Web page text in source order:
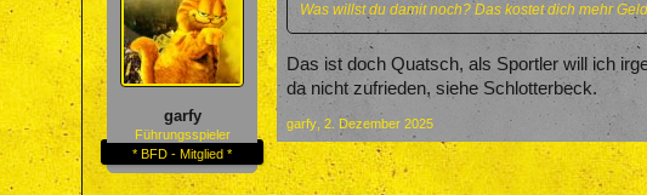
garfy
Führungsspieler
* BFD - Mitglied *
Was willst du damit noch? Das kostet dich mehr
Das ist doch Quatsch, als Sportler will ich
da nicht zufrieden, siehe Schlotterbeck.
garfy 2. Dezember 2025